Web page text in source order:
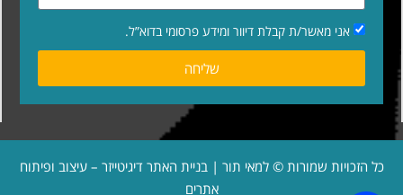
אני מאשר/ת קבלת דיוור ומידע פרסומי בדוא”ל.
שליחה
כל הזכויות שמורות © למאי תור | בניית האתר דיגיטייזר – עיצוב ופיתוח
אתרים